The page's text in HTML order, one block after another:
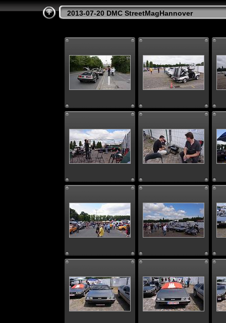
2013-07-20 DMC StreetMagHannover